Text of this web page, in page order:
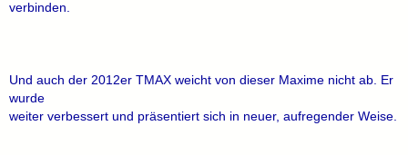
verbinden.
Und auch der 2012er TMAX weicht von dieser Maxime nicht ab. Er
wurde
weiter verbessert und präsentiert sich in neuer, aufregender Weise.